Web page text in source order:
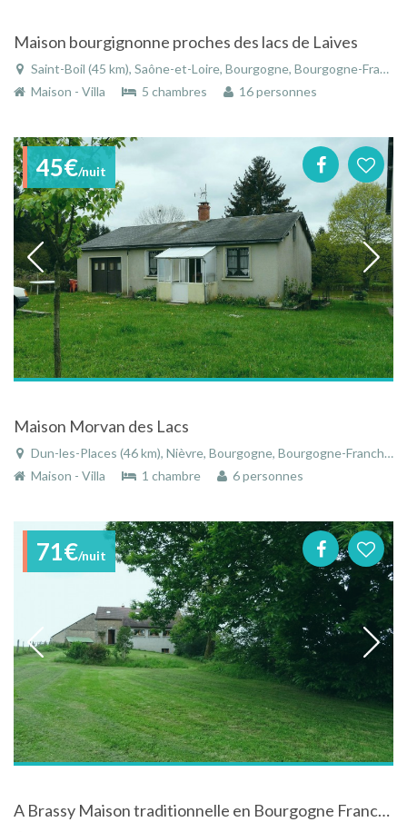
Maison bourgignonne proches des lacs de Laives
Saint-Boil (45 km), Saône-et-Loire, Bourgogne, Bourgogne-Franche-Comté, France
Maison - Villa
5 chambres 16 personnes
45€/nuit
Maison Morvan des Lacs
Dun-les-Places (46 km), Nièvre, Bourgogne, Bourgogne-Franche-Comté, France
Maison - Villa
1 chambre 6 personnes
71€/nuit
A Brassy Maison traditionnelle en Bourgogne Franche comté